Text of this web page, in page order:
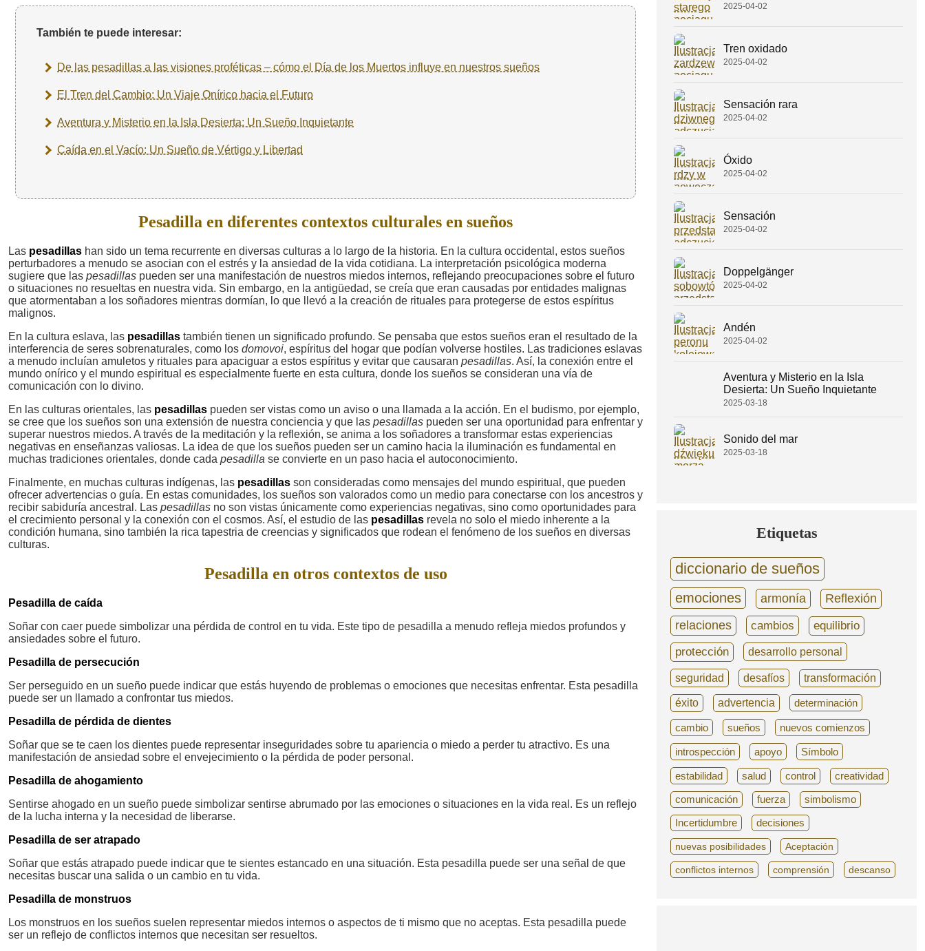
También te puede interesar:
De las pesadillas a las visiones proféticas – cómo el Día de los Muertos influye en nuestros sueños
El Tren del Cambio: Un Viaje Onírico hacia el Futuro
Aventura y Misterio en la Isla Desierta: Un Sueño Inquietante
Caída en el Vacío: Un Sueño de Vértigo y Libertad
Pesadilla en diferentes contextos culturales en sueños
Las pesadillas han sido un tema recurrente en diversas culturas a lo largo de la historia. En la cultura occidental, estos sueños
perturbadores a menudo se asocian con el estrés y la ansiedad de la vida cotidiana. La interpretación psicológica moderna
sugiere que las pesadillas pueden ser una manifestación de nuestros miedos internos, reflejando preocupaciones sobre el futuro
o situaciones no resueltas en nuestra vida. Sin embargo, en la antigüedad, se creía que eran causadas por entidades malignas
que atormentaban a los soñadores mientras dormían, lo que llevó a la creación de rituales para protegerse de estos espíritus
malignos.
En la cultura eslava, las pesadillas también tienen un significado profundo. Se pensaba que estos sueños eran el resultado de la
interferencia de seres sobrenaturales, como los domovoi, espíritus del hogar que podían volverse hostiles. Las tradiciones eslavas
a menudo incluían amuletos y rituales para apaciguar a estos espíritus y evitar que causaran pesadillas. Así, la conexión entre el
mundo onírico y el mundo espiritual es especialmente fuerte en esta cultura, donde los sueños se consideran una vía de
comunicación con lo divino.
En las culturas orientales, las pesadillas pueden ser vistas como un aviso o una llamada a la acción. En el budismo, por ejemplo,
se cree que los sueños son una extensión de nuestra conciencia y que las pesadillas pueden ser una oportunidad para enfrentar y
superar nuestros miedos. A través de la meditación y la reflexión, se anima a los soñadores a transformar estas experiencias
negativas en enseñanzas valiosas. La idea de que los sueños pueden ser un camino hacia la iluminación es fundamental en
muchas tradiciones orientales, donde cada pesadilla se convierte en un paso hacia el autoconocimiento.
Finalmente, en muchas culturas indígenas, las pesadillas son consideradas como mensajes del mundo espiritual, que pueden
ofrecer advertencias o guía. En estas comunidades, los sueños son valorados como un medio para conectarse con los ancestros y
recibir sabiduría ancestral. Las pesadillas no son vistas únicamente como experiencias negativas, sino como oportunidades para
el crecimiento personal y la conexión con el cosmos. Así, el estudio de las pesadillas revela no solo el miedo inherente a la
condición humana, sino también la rica tapestria de creencias y significados que rodean el fenómeno de los sueños en diversas
culturas.
Pesadilla en otros contextos de uso
Pesadilla de caída
Soñar con caer puede simbolizar una pérdida de control en tu vida. Este tipo de pesadilla a menudo refleja miedos profundos y
ansiedades sobre el futuro.
Pesadilla de persecución
Ser perseguido en un sueño puede indicar que estás huyendo de problemas o emociones que necesitas enfrentar. Esta pesadilla
puede ser un llamado a confrontar tus miedos.
Pesadilla de pérdida de dientes
Soñar que se te caen los dientes puede representar inseguridades sobre tu apariencia o miedo a perder tu atractivo. Es una
manifestación de ansiedad sobre el envejecimiento o la pérdida de poder personal.
Pesadilla de ahogamiento
Sentirse ahogado en un sueño puede simbolizar sentirse abrumado por las emociones o situaciones en la vida real. Es un reflejo
de la lucha interna y la necesidad de liberarse.
Pesadilla de ser atrapado
Soñar que estás atrapado puede indicar que te sientes estancado en una situación. Esta pesadilla puede ser una señal de que
necesitas buscar una salida o un cambio en tu vida.
Pesadilla de monstruos
Los monstruos en los sueños suelen representar miedos internos o aspectos de ti mismo que no aceptas. Esta pesadilla puede
ser un reflejo de conflictos internos que necesitan ser resueltos.
2025-04-02
Tren oxidado
2025-04-02
Sensación rara
2025-04-02
Óxido
2025-04-02
Sensación
2025-04-02
Doppelgänger
2025-04-02
Andén
2025-04-02
Aventura y Misterio en la Isla
Desierta: Un Sueño Inquietante
2025-03-18
Sonido del mar
2025-03-18
Etiquetas
diccionario de sueños
emociones armonía
Reflexión
relaciones
cambios
equilibrio
protección
desarrollo personal
seguridad desafíos transformación
éxito advertencia determinación
cambio sueños nuevos comienzos
introspección apoyo Símbolo
estabilidad salud control creatividad
comunicación fuerza simbolismo
Incertidumbre decisiones
nuevas posibilidades Aceptación
conflictos internos comprensión descanso